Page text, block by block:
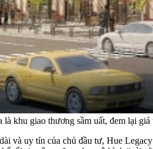
khu giao thương sầm uất, đem lại
và uy tín của chủ đầu tư, Hue